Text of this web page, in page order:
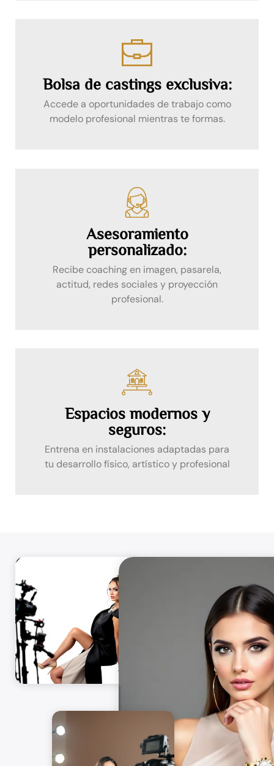
Bolsa de castings exclusiva:
Accede a oportunidades de trabajo como
modelo profesional mientras te formas.
Asesoramiento
personalizado:
Recibe coaching en imagen, pasarela,
actitud, redes sociales y proyección
profesional.
Espacios modernos y
seguros:
Entrena en instalaciones adaptadas para
tu desarrollo físico, artístico y profesional